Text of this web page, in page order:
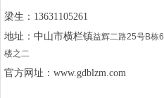
梁生：13631105261
地址：中山市横栏镇益辉二路25号B栋6
楼之二
官方网址：www.gdblzm.com